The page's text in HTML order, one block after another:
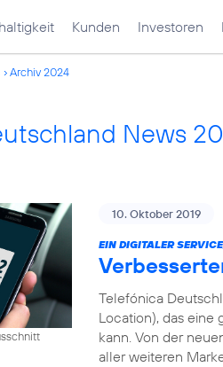
Kunden Investoren
Archiv 2024
News
10. Oktober 2019
EIN DIGITALER
Telefónica
Location), das eine
kann. Von der
aller weiteren